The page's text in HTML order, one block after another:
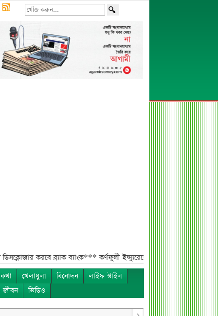
করবে ব্র্যাক ব্যাংক*** কর্ণফুলী ইন্স্যুরেন্সের অর্ধ-বার্ষিক সম্মেলন অনুষ্ঠিত***
খেলাধুলা বিনোদন
লাইফ স্টাইল
জীবন ভিডিও